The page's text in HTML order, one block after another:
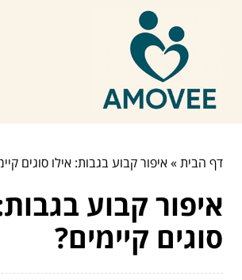
דף הבית»איפור קבוע בגבות: אילו סוגים
איפור קבוע
סוגים קיימים?